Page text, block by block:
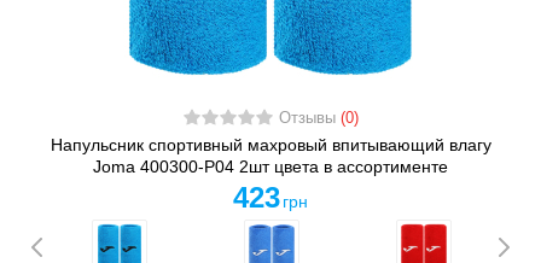
Отзывы (0)
Напульсник спортивный махровый впитывающий влагу
Joma 400300-P04 2шт цвета в ассортименте
423 грн